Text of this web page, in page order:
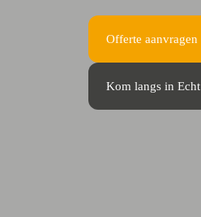
Offerte aanvragen
Kom langs in Echt